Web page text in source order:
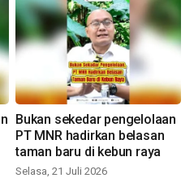
Bukan sekedar pengelolaan
PT MNR hadirkan belasan
taman baru di kebun raya
Selasa, 21 Juli 2026